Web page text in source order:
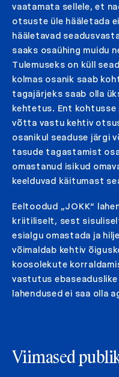
vaatamata sellele, et
otsuste üle hääletada
hääletavad
saaks osaühing muidu
Tulemuseks on küll
kolmas osanik saab
tagajärjeks saab olla
kehtetus. Ent
võtta vastu kehtiv
osanikul seaduse järgi
tasude tagastamist
omastanud isikud
keelduvad käitumast
Eeltoodud „JOKK“
kriitiliselt, sest
esialgu omastada ja
võimaldab kehtiv
koosolekute
vastutus
lahendused ei saa olla
Viimased